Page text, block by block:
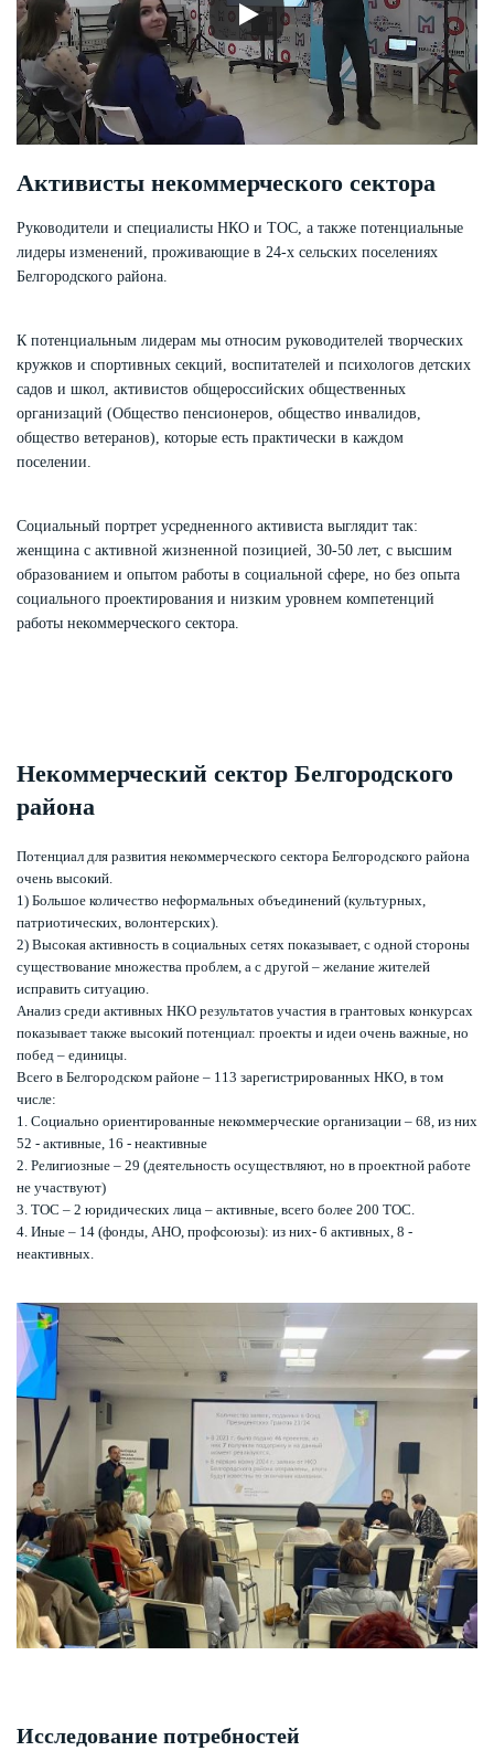
Активисты некоммерческого сектора
Руководители и специалисты НКО и ТОС, а также потенциальные
лидеры изменений, проживающие в 24-х сельских поселениях
Белгородского района.
К потенциальным лидерам мы относим руководителей творческих
кружков и спортивных секций, воспитателей и психологов детских
садов и школ, активистов общероссийских общественных
организаций (Общество пенсионеров, общество инвалидов,
общество ветеранов), которые есть практически в каждом
поселении.
Социальный портрет усредненного активиста выглядит так:
женщина с активной жизненной позицией, 30-50 лет, с высшим
образованием и опытом работы в социальной сфере, но без опыта
социального проектирования и низким уровнем компетенций
работы некоммерческого сектора.
Некоммерческий сектор Белгородского
района
Потенциал для развития некоммерческого сектора Белгородского района
очень высокий.
1) Большое количество неформальных объединений (культурных,
патриотических, волонтерских).
2) Высокая активность в социальных сетях показывает, с одной стороны
существование множества проблем, а с другой – желание жителей
исправить ситуацию.
Анализ среди активных НКО результатов участия в грантовых конкурсах
показывает также высокий потенциал: проекты и идеи очень важные, но
побед – единицы.
Всего в Белгородском районе – 113 зарегистрированных НКО, в том
числе:
1. Социально ориентированные некоммерческие организации – 68, из них
52 - активные, 16 - неактивные
2. Религиозные – 29 (деятельность осуществляют, но в проектной работе
не участвуют)
3. ТОС – 2 юридических лица – активные, всего более 200 ТОС.
4. Иные – 14 (фонды, АНО, профсоюзы): из них- 6 активных, 8 -
неактивных.
Исследование потребностей